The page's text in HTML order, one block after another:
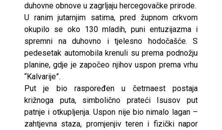
duhovne obnove u zagrljaju hercegovačke prirode.
U ranim jutarnjim satima, pred župnom crkvom
okupilo se oko 130 mladih, puni entuzijazma i
spremni na duhovno i tjelesno hodočašće. S
pedesetak automobila krenuli su prema podnožju
planine, gdje je započeo njihov uspon prema vrhu
“Kalvarije”.
Put je bio raspoređen u četrnaest postaja
križnoga puta, simbolično prateći Isusov put
patnje i otkupljenja. Uspon nije bio nimalo lagan –
zahtjevna staza, promjenjiv teren i fizički napor